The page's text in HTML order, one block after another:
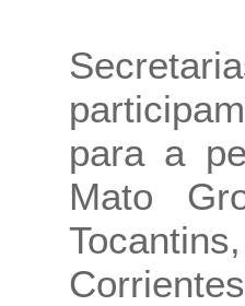
para a
Mato